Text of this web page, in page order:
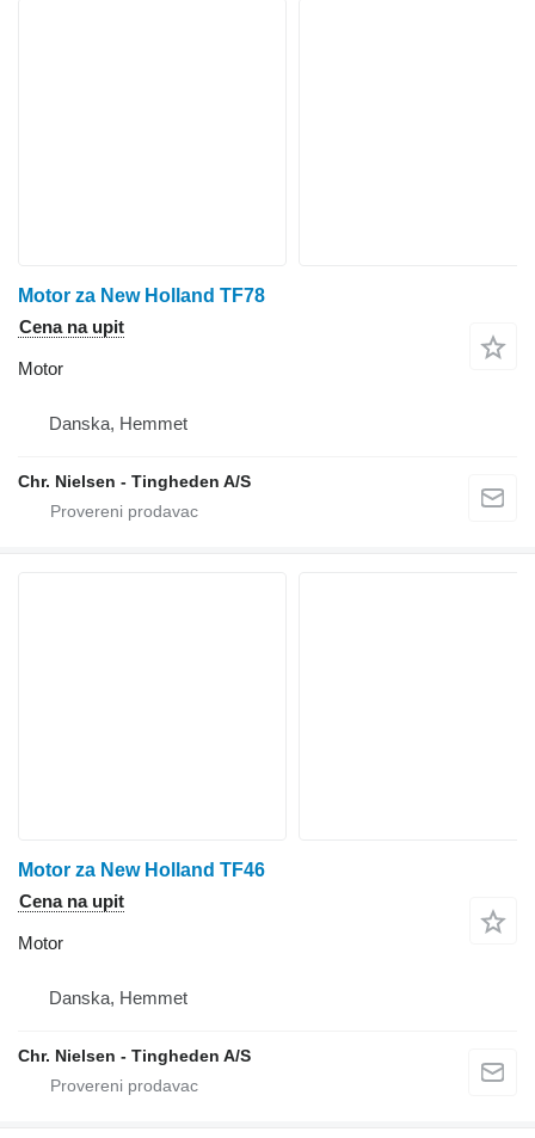
Motor za New Holland TF78
Cena na upit
Motor
Danska, Hemmet
Chr. Nielsen - Tingheden A/S
Motor za New Holland TF46
Cena na upit
Motor
Danska, Hemmet
Chr. Nielsen - Tingheden A/S